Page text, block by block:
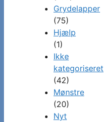
Grydelapper
(75)
Hjælp
(1)
Ikke
kategoriseret
(42)
Mønstre
(20)
Nyt